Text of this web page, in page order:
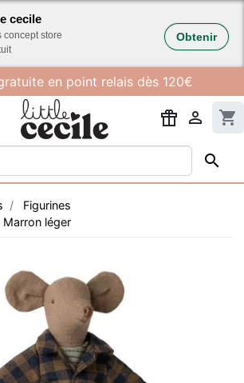
cecile
concept store
Obtenir
en point relais dès 120€
 shopping_cart

Figurines
léger